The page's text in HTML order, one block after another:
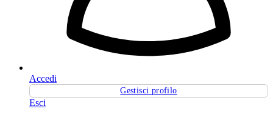
Accedi
Gestisci profilo
Esci